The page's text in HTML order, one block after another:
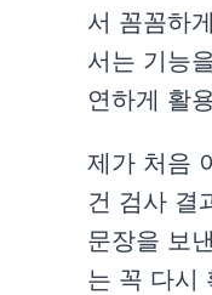
서 꼼꼼하
서는 기능
연하게 활
제가 처음
건 검사 결
문장을 보
는 꼭 다시